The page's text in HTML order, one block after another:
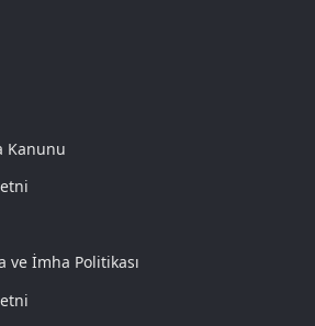
Kanunu
ve İmha Politikası